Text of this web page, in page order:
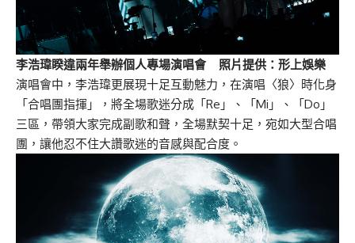
李浩瑋睽違兩年舉辦個人專場演唱會 照片提供：形上娛樂
演唱會中，李浩瑋更展現十足互動魅力，在演唱〈狼〉時化身
「合唱團指揮」，將全場歌迷分成「Re」、「Mi」、「Do」
三區，帶領大家完成副歌和聲，全場默契十足，宛如大型合唱
團，讓他忍不住大讚歌迷的音感與配合度。